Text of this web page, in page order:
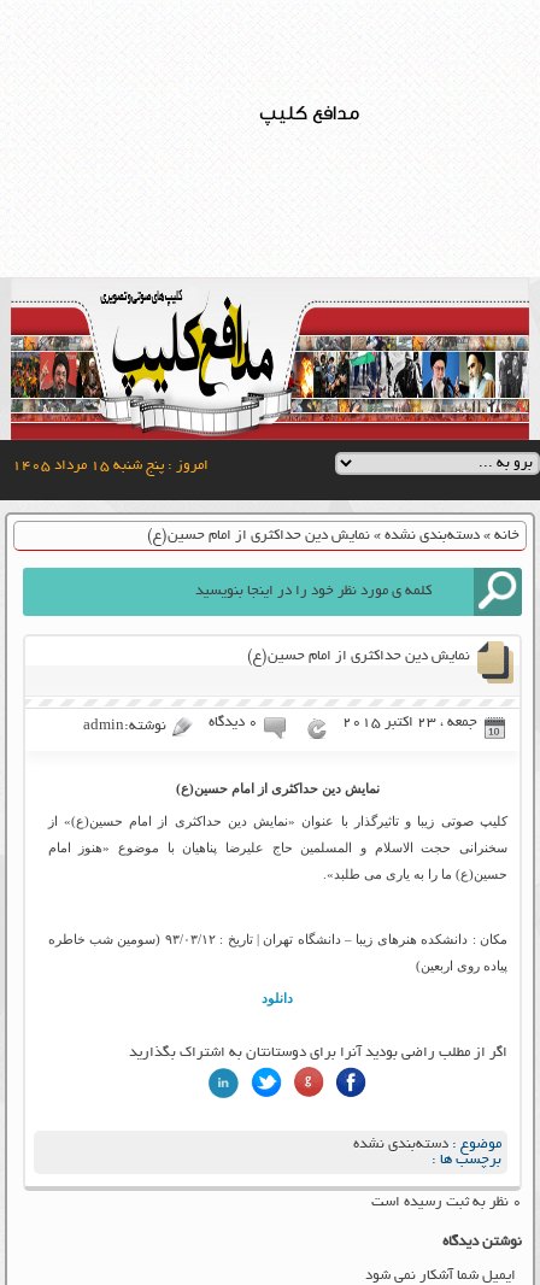
مدافع کلیپ
امروز : پنج شنبه ۱۵ مرداد ۱۴۰۵
خانه» دسته‌بندی نشده» نمایش دین حداکثری از امام حسین(ع)
نمایش دین حداکثری از امام حسین(ع)
جمعه ، 23 اکتبر 2015 ۰ دیدگاه نوشته:admin
نمایش دین حداکثری از امام حسین(ع)
کلیپ صوتی زیبا و تاثیرگذار با عنوان «نمایش دین حداکثری از امام حسین(ع)» از
سخنرانی حجت الاسلام و المسلمین حاج علیرضا پناهیان با موضوع «هنوز امام
حسین(ع) ما را به یاری می طلبد».
مکان : دانشکده هنرهای زیبا – دانشگاه تهران | تاریخ : ۹۳/۰۳/۱۲ (سومین شب خاطره
پیاده روی اربعین)
دانلود
اگر از مطلب راضی بودید آنرا برای دوستانتان به اشتراک بگذارید
موضوع :دسته‌بندی نشده
برچسب ها :
۰ نظر به ثبت رسیده است
نوشتن دیدگاه
ایمیل شما آشکار نمی شود